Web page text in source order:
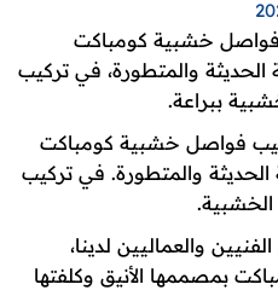
خشبية كومباكت
الحديثة والمتطورة، في تركيب
ببراعة.
فواصل خشبية كومباكت
والمتطورة. في تركيب
والعماليين لدينا،
بمصممها الأنيق وكلفتها